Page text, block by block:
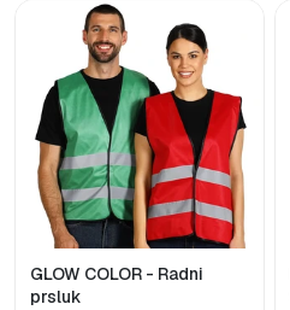
GLOW COLOR - Radni
prsluk